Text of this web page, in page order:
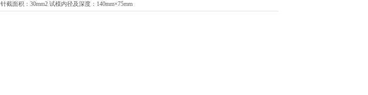
针截面积：30mm2 试模内径及深度：140mm×75mm